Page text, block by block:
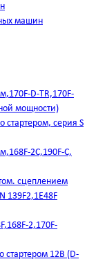
машин
D-TR,170F-
мощности)
стартером, серия S
2C,190F-C,
сцеплением
139F2,1E48F
2,170F-
стартером 12В (D-